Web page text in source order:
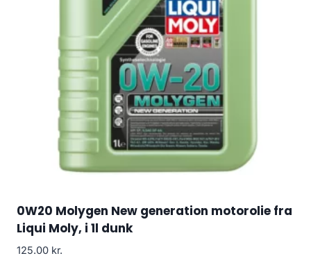
0W20 Molygen New generation motorolie fra
Liqui Moly, i 1l dunk
125.00 kr.